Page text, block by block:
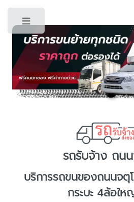
รถรับจ้าง ถน
บริการรถขนของถนนจตุ
กระบะ 4ล้อใ
Toggle